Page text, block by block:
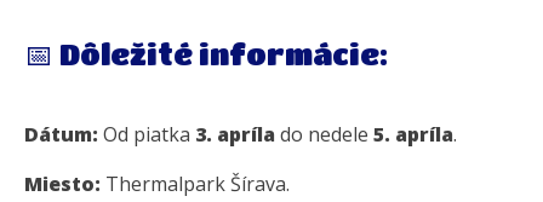
📅 Dôležité informácie:
Dátum: Od piatka 3. apríla do nedele 5. apríla.
Miesto: Thermalpark Šírava.